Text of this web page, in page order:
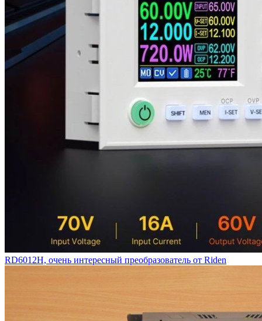
RD6012H, очень интересный преобразователь от Riden